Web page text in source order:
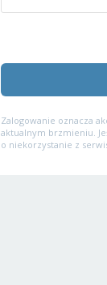
Zalogowanie oznacza
aktualnym brzmieniu.
o niekorzystanie z